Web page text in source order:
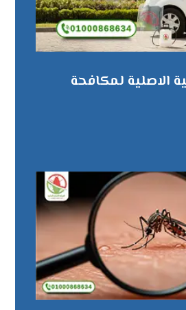
الاصلية لمكافحة